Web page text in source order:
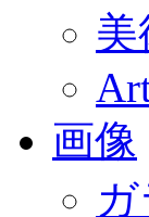
美
画像